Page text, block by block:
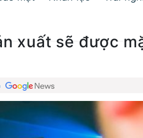
xuất sẽ được